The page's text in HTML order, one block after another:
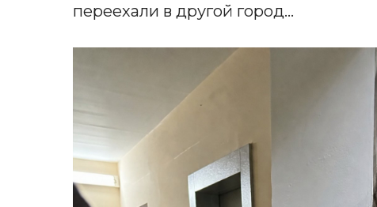
переехали в другой город…